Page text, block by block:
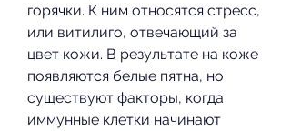
горячки. К ним относятся стресс,
или витилиго, отвечающий за
цвет кожи. В результате на коже
появляются белые пятна, но
существуют факторы, когда
иммунные клетки начинают